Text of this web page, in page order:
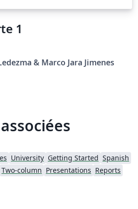
1
& Marco Jara Jimenes
University Getting Started Spanish
Two-column Presentations Reports